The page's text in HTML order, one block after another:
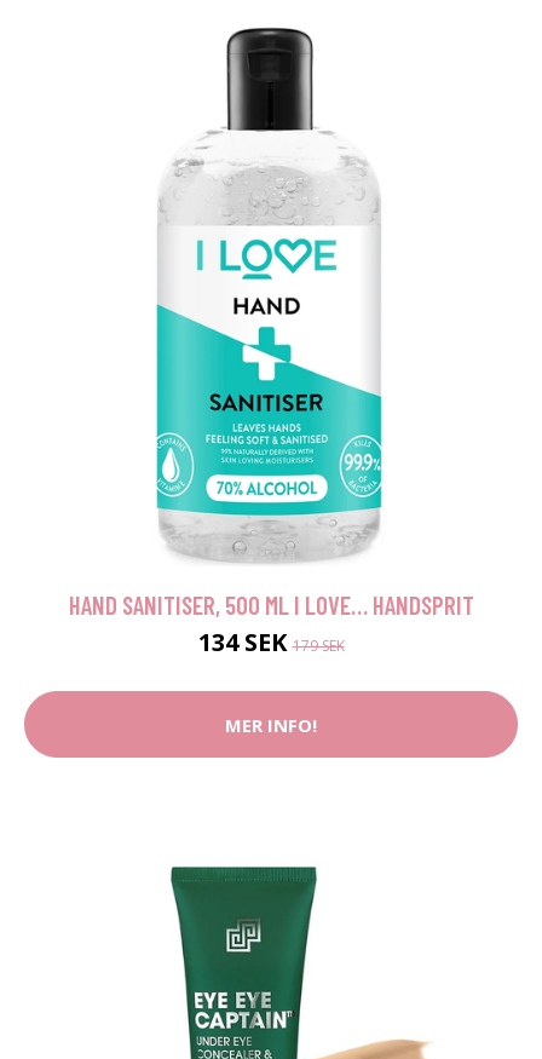
HAND SANITISER, 500 ML I LOVE… HANDSPRIT
134 SEK179 SEK
MER INFO!